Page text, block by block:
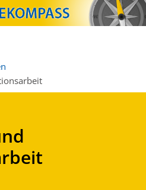
Zum Inhalt springen
Zum Navmenü springen
Zur Suche springen
Zur Footer springen